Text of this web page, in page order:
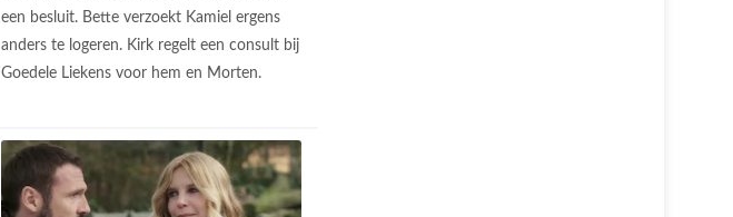
een besluit. Bette verzoekt Kamiel ergens
anders te logeren. Kirk regelt een consult bij
Goedele Liekens voor hem en Morten.